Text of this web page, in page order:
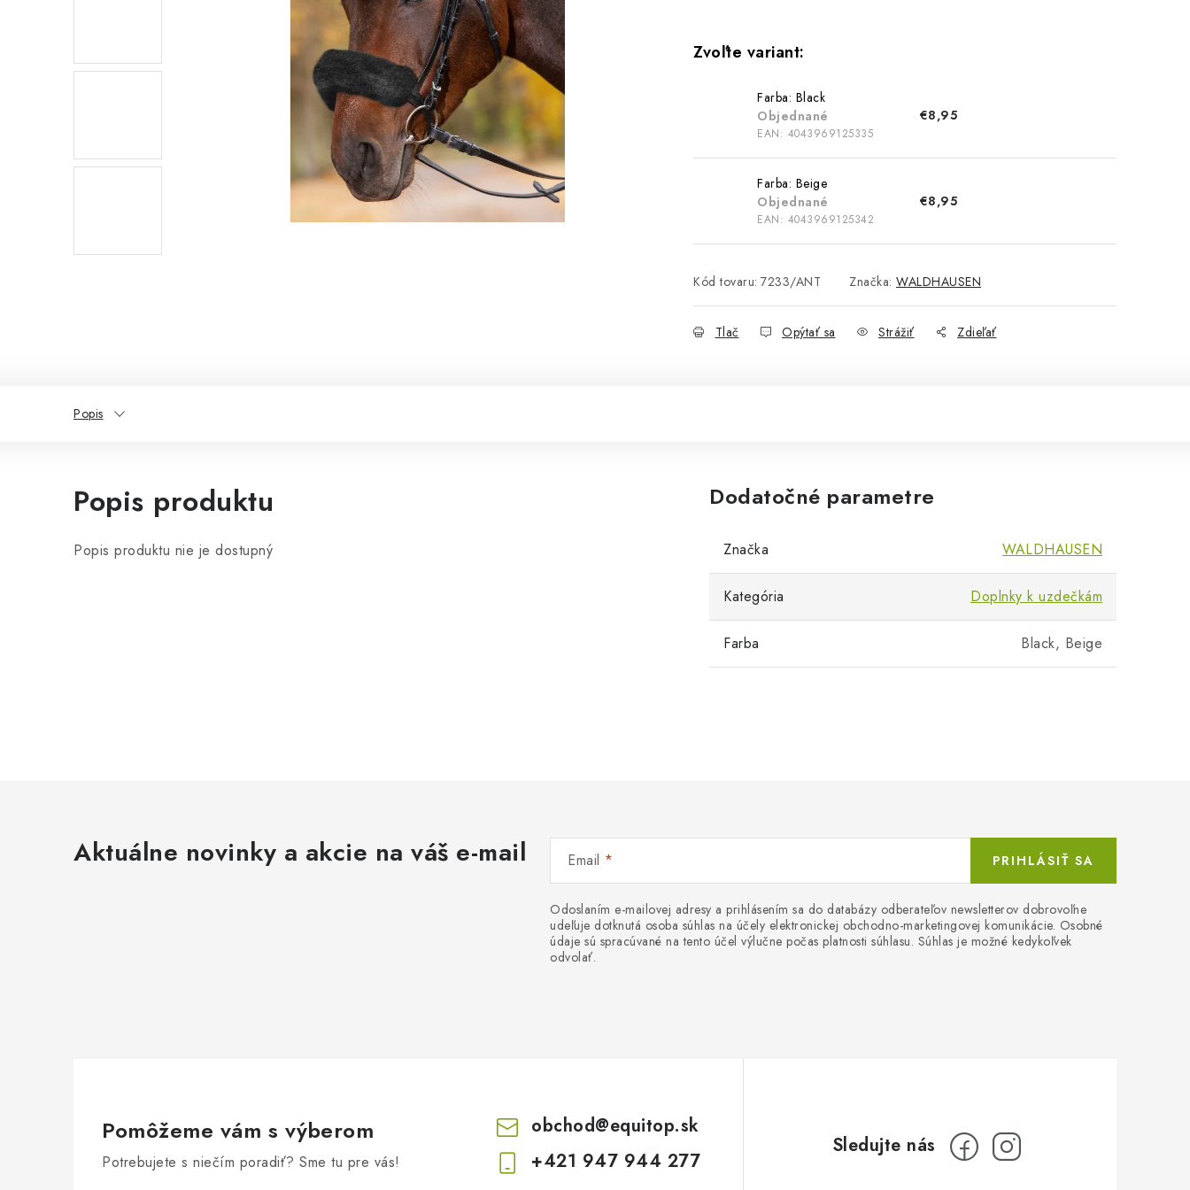
Farba: Black
Objednané
EAN: 4043969125335
€8,95
Farba: Beige
Objednané
EAN: 4043969125342
€8,95
Kód tovaru: 7233/ANT Značka: WALDHAUSEN
Tlač Opýtať sa Strážiť Zdieľať
Popis
Popis produktu
Popis produktu nie je dostupný
Dodatočné parametre
Značka WALDHAUSEN
Kategória Doplnky k uzdečkám
Farba Black, Beige
Aktuálne novinky a akcie na váš e-mail Email
Odoslaním e-mailovej adresy a prihlásením sa do databázy odberateľov newsletterov dobrovoľne
udeľuje dotknutá osoba súhlas na účely elektronickej obchodno-marketingovej komunikácie. Osobné
údaje sú spracúvané na tento účel výlučne počas platnosti súhlasu. Súhlas je možné kedykoľvek
odvolať.
PRIHLÁSIŤ SA
Pomôžeme vám s výberom
Potrebujete s niečím poradiť? Sme tu pre vás!
obchod@equitop.sk
+421 947 944 277